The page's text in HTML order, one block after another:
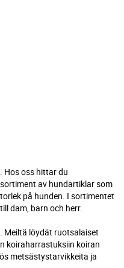
Hos oss hittar du
av hundartiklar som
på hunden. I sortimentet
dam, barn och herr.
Meiltä löydät ruotsalaiset
koiraharrastuksiin koiran
metsästystarvikkeita ja